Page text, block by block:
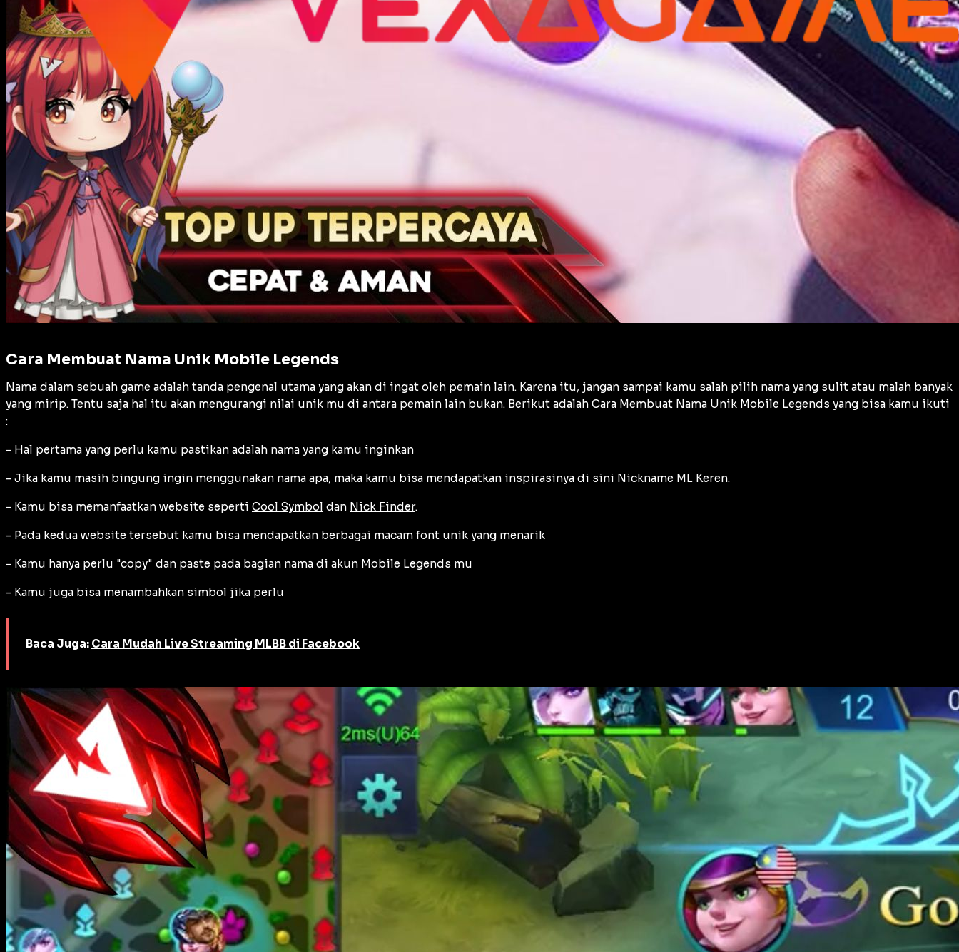
Cara Membuat Nama Unik Mobile Legends
Nama dalam sebuah game adalah tanda pengenal utama yang akan di ingat oleh pemain lain. Karena itu, jangan sampai kamu salah pilih nama yang sulit atau malah banyak
yang mirip. Tentu saja hal itu akan mengurangi nilai unik mu di antara pemain lain bukan. Berikut adalah Cara Membuat Nama Unik Mobile Legends yang bisa kamu ikuti
:
- Hal pertama yang perlu kamu pastikan adalah nama yang kamu inginkan
- Jika kamu masih bingung ingin menggunakan nama apa, maka kamu bisa mendapatkan inspirasinya di sini Nickname ML Keren.
- Kamu bisa memanfaatkan website seperti Cool Symbol dan Nick Finder.
- Pada kedua website tersebut kamu bisa mendapatkan berbagai macam font unik yang menarik
- Kamu hanya perlu "copy" dan paste pada bagian nama di akun Mobile Legends mu
- Kamu juga bisa menambahkan simbol jika perlu
Baca Juga: Cara Mudah Live Streaming MLBB di Facebook